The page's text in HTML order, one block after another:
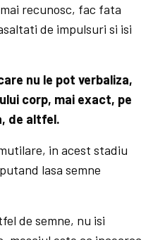
recunosc, fac fata
de impulsuri si isi
nu le pot verbaliza,
corp, mai exact, pe
de altfel.
in acest stadiu
lasa semne
de semne, nu isi